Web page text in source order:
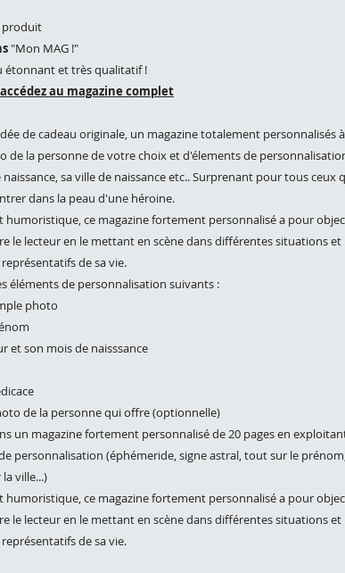
produit
"Mon MAG !"
étonnant et très qualitatif !
accédez au magazine complet
de cadeau originale, un magazine totalement personnalisés
de la personne de votre choix et d'élements de
naissance, sa ville de naissance etc.. Surprenant pour tous ceux
dans la peau d'une héroine.
humoristique, ce magazine fortement personnalisé a pour
le lecteur en le mettant en scène dans différentes situations et
de sa vie.
éléments de personnalisation suivants :
photo
et son mois de naisssance
de la personne qui offre (optionnelle)
un magazine fortement personnalisé de 20 pages en
personnalisation (éphémeride, signe astral, tout sur le
ville...)
humoristique, ce magazine fortement personnalisé a pour
le lecteur en le mettant en scène dans différentes situations et
de sa vie.